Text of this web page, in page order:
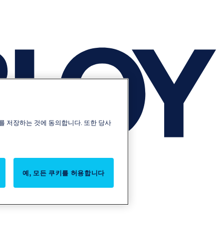
저장하는 것에 동의합니다. 또한 당사
예, 모든 쿠키를 허용합니다